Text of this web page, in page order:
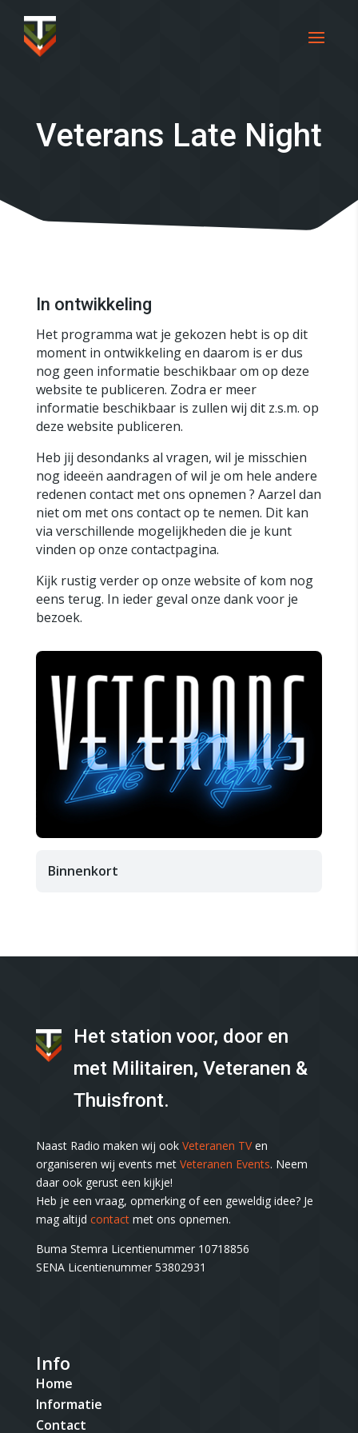
Veterans Late Night
In ontwikkeling
Het programma wat je gekozen hebt is op dit
moment in ontwikkeling en daarom is er dus
nog geen informatie beschikbaar om op deze
website te publiceren. Zodra er meer
informatie beschikbaar is zullen wij dit z.s.m. op
deze website publiceren.
Heb jij desondanks al vragen, wil je misschien
nog ideeën aandragen of wil je om hele andere
redenen contact met ons opnemen ? Aarzel dan
niet om met ons contact op te nemen. Dit kan
via verschillende mogelijkheden die je kunt
vinden op onze contactpagina.
Kijk rustig verder op onze website of kom nog
eens terug. In ieder geval onze dank voor je
bezoek.
Binnenkort
Het station voor, door en
met Militairen, Veteranen &
Thuisfront.
Naast Radio maken wij ook Veteranen TVen
organiseren wij events met Veteranen Events. Neem
daar ook gerust een kijkje!
Heb je een vraag, opmerking of een geweldig idee? Je
mag altijd contactmet ons opnemen.
Buma Stemra Licentienummer 10718856
SENA Licentienummer 53802931
Info
Home
Informatie
Contact